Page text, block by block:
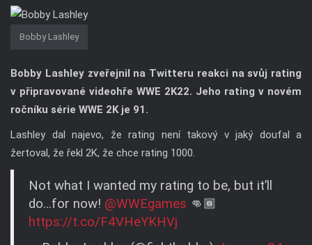
Bobby Lashley
Bobby Lashley zveřejnil na Twitteru reakci na svůj rating
v připravované videohře WWE 2K22. Jeho rating v novém
ročníku série WWE 2K je 91.
Lashley dal najevo, že rating není takový v jaký doufal a
žertoval, že řekl 2K, že chce rating 1000.
Not what I wanted my rating to be, but it’ll
do…for now! @WWEgames 👊🏾
https://t.co/F4VHeYKHVj